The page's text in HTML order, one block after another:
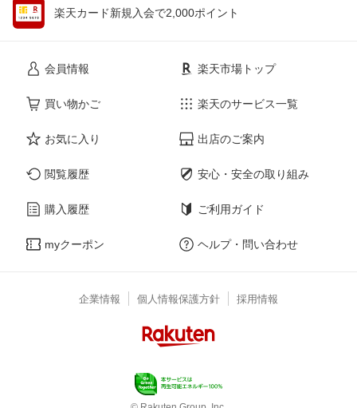
楽天カード新規入会で2,000ポイント
会員情報
買い物かご
お気に入り
閲覧履歴
購入履歴
myクーポン
楽天市場トップ
楽天のサービス一覧
出店のご案内
安心・安全の取り組み
ご利用ガイド
ヘルプ・問い合わせ
企業情報 個人情報保護方針 採用情報